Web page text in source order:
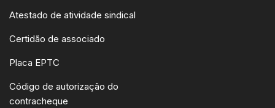
Atestado de atividade sindical
Certidão de associado
Placa EPTC
Código de autorização do
contracheque